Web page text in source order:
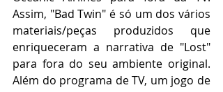
Assim, "Bad Twin" é só um dos vários
materiais/peças produzidos que
enriqueceram a narrativa de "Lost"
para fora do seu ambiente original.
Além do programa de TV, um jogo de